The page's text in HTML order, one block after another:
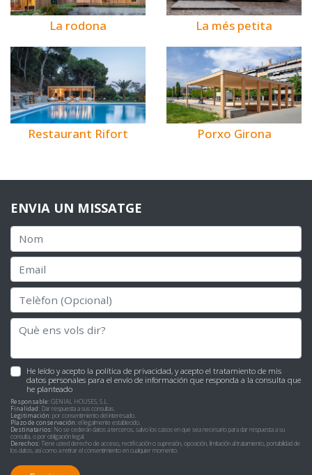
La rodona La més petita
Restaurant Rifort Porxo Girona
ENVIA UN MISSATGE
He leído y acepto la política de privacidad, y acepto el tratamiento de mis
datos personales para el envío de información que responda a la consulta que
he planteado
Responsable:GENIAL HOUSES, S.L.
Finalidad: Dar respuesta a sus consultas.
Legitimación:por consentimiento del interesado.
Plazo de conservación:el legalmente establecido.
Destinatarios: No se cederán datos a terceros, salvo los casos en que sea necesario para dar respuesta a su
consulta, o por obligación legal.
Derechos:Tiene usted derecho de acceso, rectificación o supresión, oposición, limitación al tratamiento, portabilidad de
los datos, así como a retirar el consentimiento en cualquier momento.